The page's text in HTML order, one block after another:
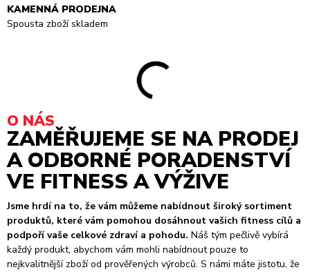
KAMENNÁ PRODEJNA
Spousta zboží skladem
O NÁS
ZAMĚŘUJEME SE NA PRODEJ
A ODBORNÉ PORADENSTVÍ
VE FITNESS A VÝŽIVE
Jsme hrdí na to, že vám můžeme nabídnout široký sortiment
produktů, které vám pomohou dosáhnout vašich fitness cílů a
podpoří vaše celkové zdraví a pohodu. Náš tým pečlivě vybírá
každý produkt, abychom vám mohli nabídnout pouze to
nejkvalitnější zboží od prověřených výrobců. S námi máte jistotu, že